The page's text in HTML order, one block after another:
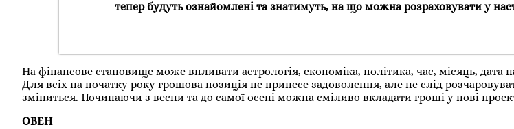
тепер будуть ознайомлені та знатимуть, на що можна розраховувати у
На фінансове становище може впливати астрологія, економіка, політика, час, місяць, дата
Для всіх на початку року грошова позиція не принесе задоволення, але не слід
зміниться. Починаючи з весни та до самої осені можна сміливо вкладати гроші у нові
ОВЕН